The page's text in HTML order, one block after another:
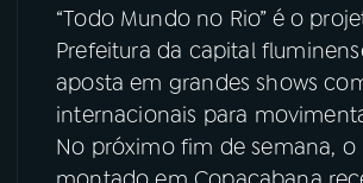
05PODCASTS
06VIDEOCASTS
“Todo Mundo no Rio” é o
Prefeitura da capital
aposta em grandes shows
internacionais para
No próximo fim de semana, o